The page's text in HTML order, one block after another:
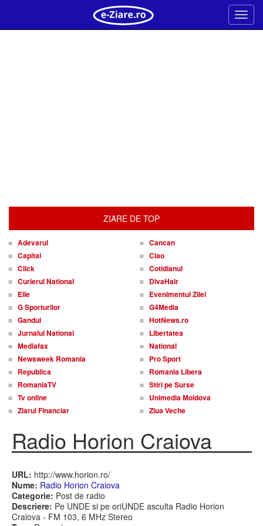
Meniu
ZIARE DE TOP
Adevarul
Cancan
Capital
Ciao
Click
Cotidianul
Curierul National
DivaHair
Elle
Evenimentul Zilei
G Sporturilor
G4Media
Gandul
HotNews.ro
Jurnalul National
Libertatea
Mediafax
National
Newsweek Romania
Pro Sport
Republica
Romania Libera
RomaniaTV
Stiri pe Surse
Tv online
Unimedia Moldova
Ziarul Financiar
Ziua Veche
Radio Horion Craiova
URL: http://www.horion.ro/
Nume: Radio Horion Craiova
Categorie: Post de radio
Descriere: Pe UNDE si pe oriUNDE asculta Radio Horion
Craiova - FM 103, 6 MHz Stereo